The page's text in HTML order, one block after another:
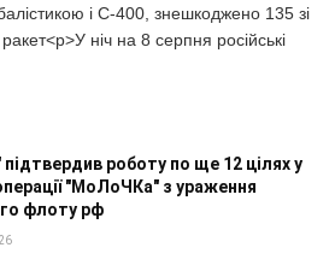
і С-400, знешкоджено 135 зі
ніч на 8 серпня російські
роботу по ще 12 цілях у
"МоЛоЧКа" з ураження
флоту рф